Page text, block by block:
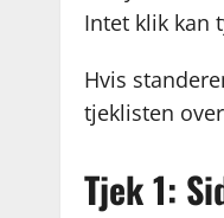
Intet klik kan
Hvis
tjeklisten
Tjek 1: